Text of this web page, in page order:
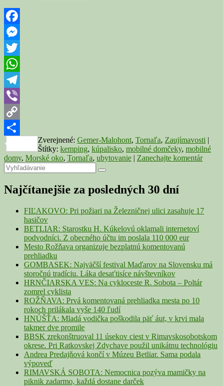
Facebook
Messenger
Twitter
WhatsApp
Telegram
Viber
Copy
Link
Share
Zverejnené: Gemer-Malohont, Tornaľa, Zaujímavosti |
Štítky: kemping, kúpalisko, mobilné domčeky, mobilné
domy, Morské oko, Tornaľa, ubytovanie | Zanechajte komentár
Primary
Sidebar
Widget
Area
Search
for:
Search
Najčítanejšie za posledných 30 dní
FIĽAKOVO: Pri požiari na Železničnej ulici zasahuje 17
hasičov
BETLIAR: Starostku H. Kúkelovú oklamali internetoví
podvodníci. Z obecného účtu im poslala 110 000 eur
Mesto Rožňava organizuje bezplatnú komentovanú
prehliadku
GOMBASEK: Najväčší festival Maďarov na Slovensku má
storočnú tradíciu. Láka desaťtisíce návštevníkov
HRNČIARSKA VES: Na cykloceste R. Sobota – Poltár
zomrel cyklista
ROŽŇAVA: Prvá komentovaná prehliadka mesta po 10
rokoch prilákala vyše 140 ľudí
HNÚŠŤA: Mladá vodička poškodila päť áut, v krvi mala
takmer dve promile
BBSK zrekonštruoval 11 úsekov ciest v Rimavskosobotskom
okrese. Pri Ratkovskej Zdychave použil unikátnu technológiu
Andrea Predajňová končí v Múzeu Betliar. Sama podala
výpoveď
RIMAVSKÁ SOBOTA: Nemocnica pozýva mamičky na
piknik zadarmo, každá dostane darček